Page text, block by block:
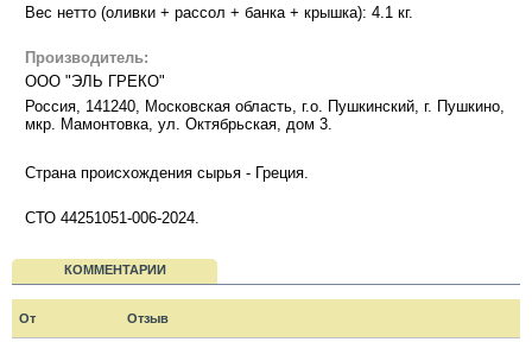
Вес нетто (оливки + рассол + банка + крышка): 4.1 кг.
Производитель:
ООО "ЭЛЬ ГРЕКО"
Россия, 141240, Московская область, г.о. Пушкинский, г. Пушкино,
мкр. Мамонтовка, ул. Октябрьская, дом 3.
Страна происхождения сырья - Греция.
СТО 44251051-006-2024.
КОММЕНТАРИИ
От Отзыв